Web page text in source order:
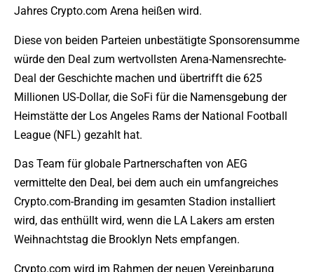
Jahres Crypto.com Arena heißen wird.
Diese von beiden Parteien unbestätigte Sponsorensumme
würde den Deal zum wertvollsten Arena-Namensrechte-
Deal der Geschichte machen und übertrifft die 625
Millionen US-Dollar, die SoFi für die Namensgebung der
Heimstätte der Los Angeles Rams der National Football
League (NFL) gezahlt hat.
Das Team für globale Partnerschaften von AEG
vermittelte den Deal, bei dem auch ein umfangreiches
Crypto.com-Branding im gesamten Stadion installiert
wird, das enthüllt wird, wenn die LA Lakers am ersten
Weihnachtstag die Brooklyn Nets empfangen.
Crypto.com wird im Rahmen der neuen Vereinbarung